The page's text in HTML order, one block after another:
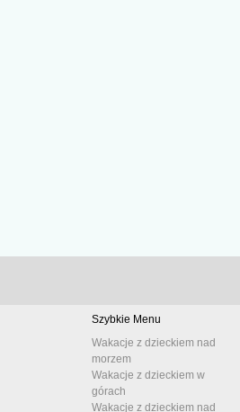
Szybkie Menu
Wakacje z dzieckiem nad
morzem
Wakacje z dzieckiem w
górach
Wakacje z dzieckiem nad